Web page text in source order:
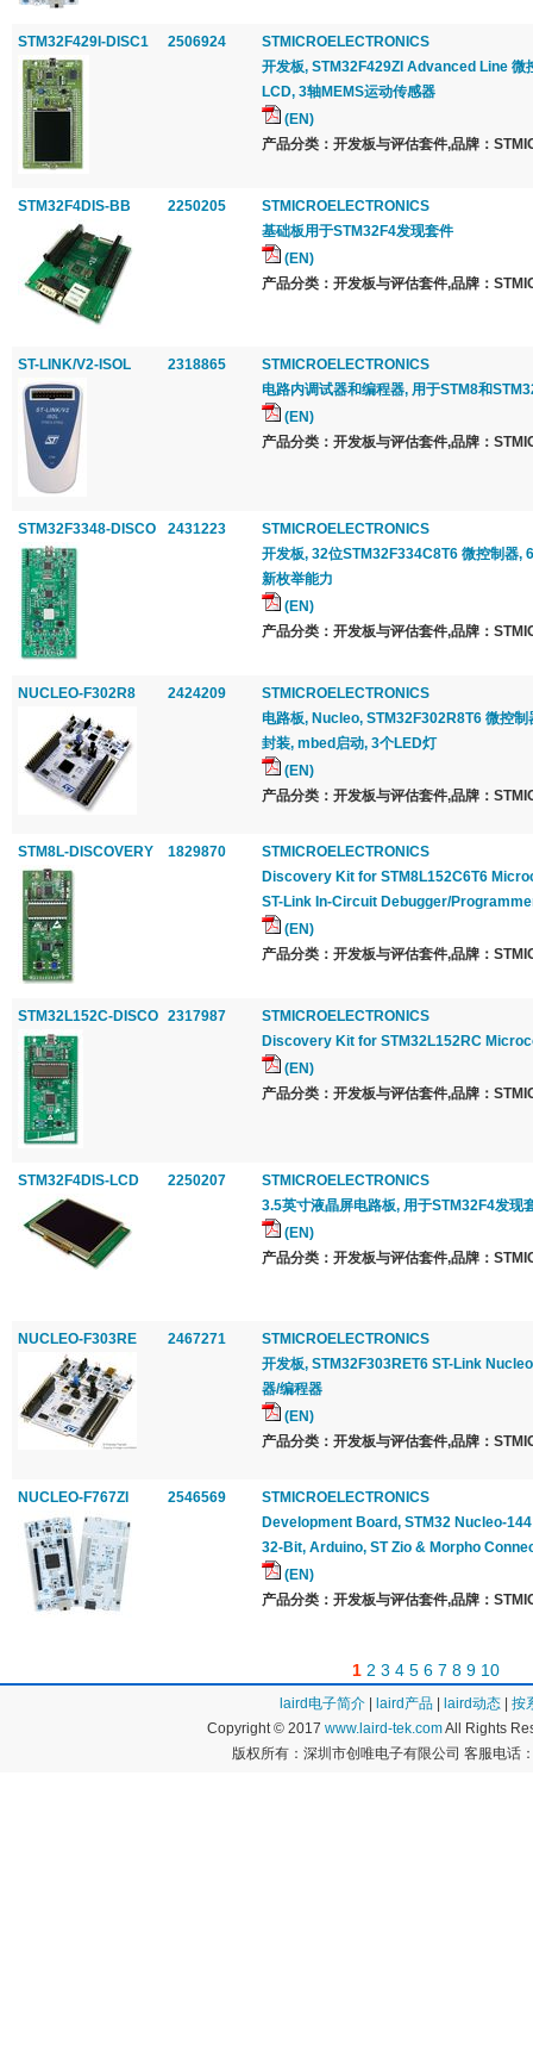
STM32F429I-DISC1 2506924
STMICROELECTRONICS
开发板, STM32F429ZI Advanced Line 微
LCD, 3轴MEMS运动传感器
(EN)
产品分类：开发板与评估套件,品牌：
STM32F4DIS-BB 2250205
STMICROELECTRONICS
基础板用于STM32F4发现套件
(EN)
产品分类：开发板与评估套件,品牌：
ST-LINK/V2-ISOL 2318865
STMICROELECTRONICS
电路内调试器和编程器, 用于STM8和
(EN)
产品分类：开发板与评估套件,品牌：
STM32F3348-DISCO 2431223
STMICROELECTRONICS
开发板, 32位STM32F334C8T6 微控制器,
新枚举能力
(EN)
产品分类：开发板与评估套件,品牌：
NUCLEO-F302R8 2424209
STMICROELECTRONICS
电路板, Nucleo, STM32F302R8T6 微控
封装, mbed启动, 3个LED灯
(EN)
产品分类：开发板与评估套件,品牌：
STM8L-DISCOVERY 1829870
STMICROELECTRONICS
Discovery Kit for STM8L152C6T6
ST-Link In-Circuit Debugger/
(EN)
产品分类：开发板与评估套件,品牌：
STM32L152C-DISCO 2317987
STMICROELECTRONICS
Discovery Kit for STM32L152RC
(EN)
产品分类：开发板与评估套件,品牌：
STM32F4DIS-LCD 2250207
STMICROELECTRONICS
3.5英寸液晶屏电路板, 用于STM32F4发现
(EN)
产品分类：开发板与评估套件,品牌：
NUCLEO-F303RE 2467271
STMICROELECTRONICS
开发板, STM32F303RET6 ST-Link
器/编程器
(EN)
产品分类：开发板与评估套件,品牌：
NUCLEO-F767ZI 2546569
STMICROELECTRONICS
Development Board, STM32 Nucleo-
32-Bit, Arduino, ST Zio & Morpho
(EN)
产品分类：开发板与评估套件,品牌：
1 2 3 4 5 6 7 8 9 10
laird电子简介 laird产品 laird动态
按
Copyright © 2017 www.laird-tek.comAll Rights
版权所有：深圳市创唯电子有限公司 客服电话